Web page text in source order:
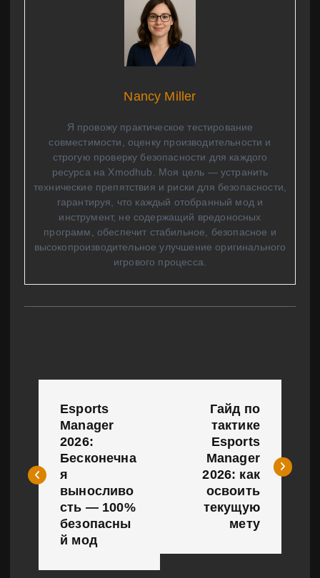
Nancy Miller
Я провожу практическое тестирование
совместимости, оценку производительности и
строгую проверку безопасности для каждого
ресурса на Xmodhub. Моя цель — устранить
технические препятствия и риски для безопасности,
гарантируя, что каждый отобранный мод и
инструмент, не содержащий вредоносных
программ, обеспечит стабильное, безопасное и
высокопроизводительное улучшение оригинального
игрового процесса.
и
Esports
Manager
2026:
Бесконечна
я
выносливо
сть — 100%
безопасны
й мод
Гайд по
тактике
Esports
Manager
2026: как
освоить
текущую
мету